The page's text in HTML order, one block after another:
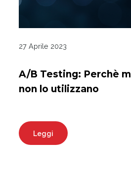
27 Aprile 2023
A/B Testing: Perchè
non lo utilizzano
Leggi